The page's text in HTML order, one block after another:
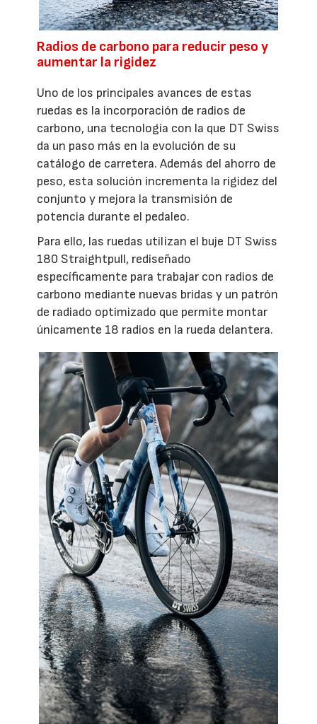
Radios de carbono para reducir peso y
aumentar la rigidez
Uno de los principales avances de estas
ruedas es la incorporación de radios de
carbono, una tecnología con la que DT Swiss
da un paso más en la evolución de su
catálogo de carretera. Además del ahorro de
peso, esta solución incrementa la rigidez del
conjunto y mejora la transmisión de
potencia durante el pedaleo.
Para ello, las ruedas utilizan el buje DT Swiss
180 Straightpull, rediseñado
específicamente para trabajar con radios de
carbono mediante nuevas bridas y un patrón
de radiado optimizado que permite montar
únicamente 18 radios en la rueda delantera.